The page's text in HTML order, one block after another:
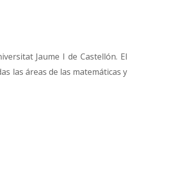
Jaume I de Castellón. El
las áreas de las matemáticas y